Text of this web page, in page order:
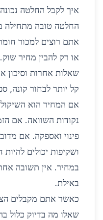
איך לקבל החלטה
החלטה טובה
אתם רוצים למכור
או רק להבין מחיר
שאלות אחרות וסיכון
קל יותר לבחור קונה,
אם המחיר הוא
נקודות השוואה. אם
פינוי ואספקה. אם
ושקיפות יכולים
במחיר. אין תשובה
באילת.
שאלו מה בדיוק כלול